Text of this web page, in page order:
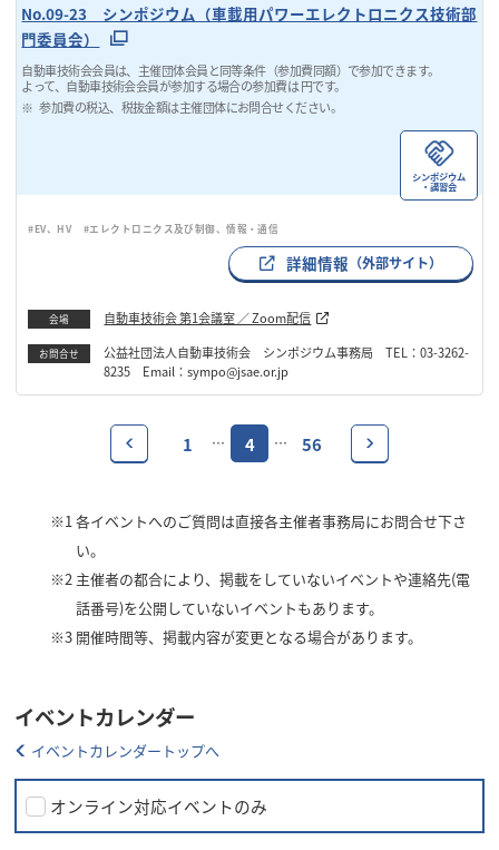
No.09-23 シンポジウム（車載用パワーエレクトロニクス技術部
門委員会）
自動車技術会会員は、主催団体会員と同等条件（参加費同額）で参加できます。
よって、自動車技術会会員が参加する場合の参加費は 円です。
参加費の税込、税抜金額は主催団体にお問合せください。
シンポジウム
・講習会
#EV、HV #エレクトロニクス及び制御、情報・通信
詳細情報 （外部サイト）
会場 自動車技術会 第1会議室 ／ Zoom配信
お問合せ
公益社団法人自動車技術会 シンポジウム事務局 TEL：03-3262-
8235 Email：sympo@jsae.or.jp
1 … 4 … 56
※1各イベントへのご質問は直接各主催者事務局にお問合せ下さ
い。
※2 主催者の都合により、掲載をしていないイベントや連絡先(電
話番号)を公開していないイベントもあります。
※3 開催時間等、掲載内容が変更となる場合があります。
イベントカレンダー
イベントカレンダートップへ
オンライン対応イベントのみ